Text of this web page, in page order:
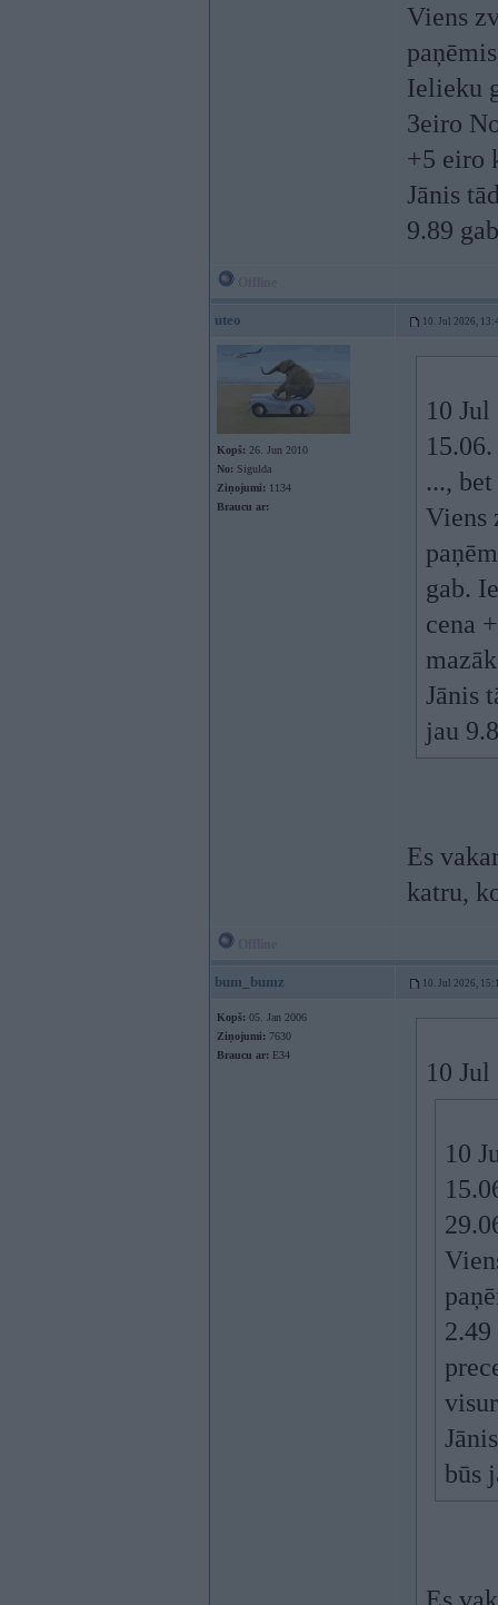
Viens
Ielieku
3eiro
+5 eiro
Jānis
9.89
uteo 10. Jul 2026,
Kopš: 26. Jun 2010
No: Sigulda
Ziņojumi: 1134
Braucu ar:
10
...,
Viens
gab.
cena
Jānis
jau
Es
katru,
bum_bumz 10. Jul 2026,
Kopš: 05. Jan 2006
Ziņojumi: 7630
Braucu ar: E34
10
10
būs